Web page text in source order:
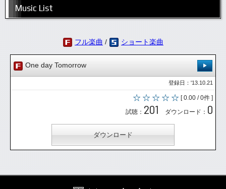
Music List
フル楽曲 / ショート楽曲
One day Tomorrow
登録日：'13.10.21
[ 0.00 / 0件 ]
試聴： 201 ダウンロード： 0
ダウンロード